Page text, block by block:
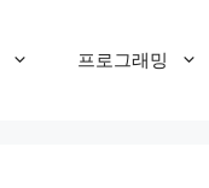
프로그래밍